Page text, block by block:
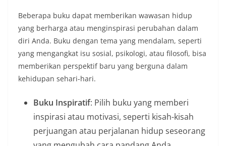
Beberapa buku dapat memberikan wawasan hidup
yang berharga atau menginspirasi perubahan dalam
diri Anda. Buku dengan tema yang mendalam, seperti
yang mengangkat isu sosial, psikologi, atau filosofi, bisa
memberikan perspektif baru yang berguna dalam
kehidupan sehari-hari.
Buku Inspiratif: Pilih buku yang memberi
inspirasi atau motivasi, seperti kisah-kisah
perjuangan atau perjalanan hidup seseorang